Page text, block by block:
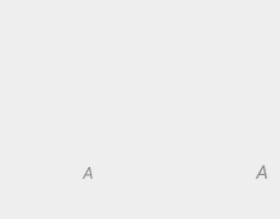
A A